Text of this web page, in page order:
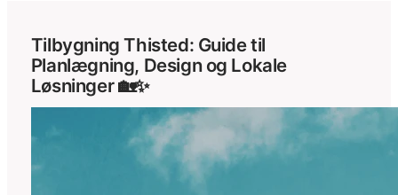
Tilbygning Thisted: Guide til
Planlægning, Design og Lokale
Løsninger 🏡✨